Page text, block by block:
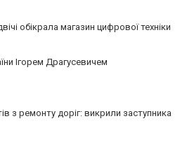
обікрала магазин цифрової техніки
Ігорем Драгусевичем
з ремонту доріг: викрили заступника